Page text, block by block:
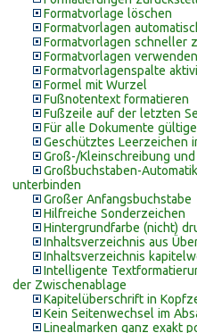
Formatvorlage löschen
Formatvorlagen
Formatvorlagen schneller
Formatvorlagen verwenden
Formatvorlagenspalte
Formel mit Wurzel
Fußnotentext formatieren
Fußzeile auf der letzten
Für alle Dokumente
Geschütztes Leerzeichen
Groß-/Kleinschreibung
Großbuchstaben-
unterbinden
Großer Anfangsbuchstabe
Hilfreiche Sonderzeichen
Hintergrundfarbe (nicht)
Inhaltsverzeichnis aus
Inhaltsverzeichnis
Intelligente
der Zwischenablage
Kapitelüberschrift in
Kein Seitenwechsel im
Linealmarken ganz exakt